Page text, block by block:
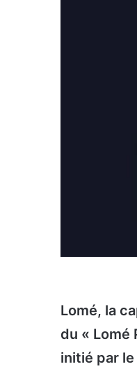
Lomé, la
du « Lomé
initié par